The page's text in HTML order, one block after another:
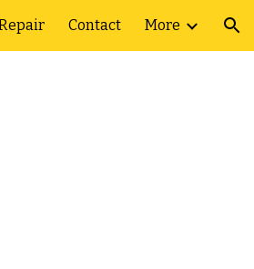
Contact More